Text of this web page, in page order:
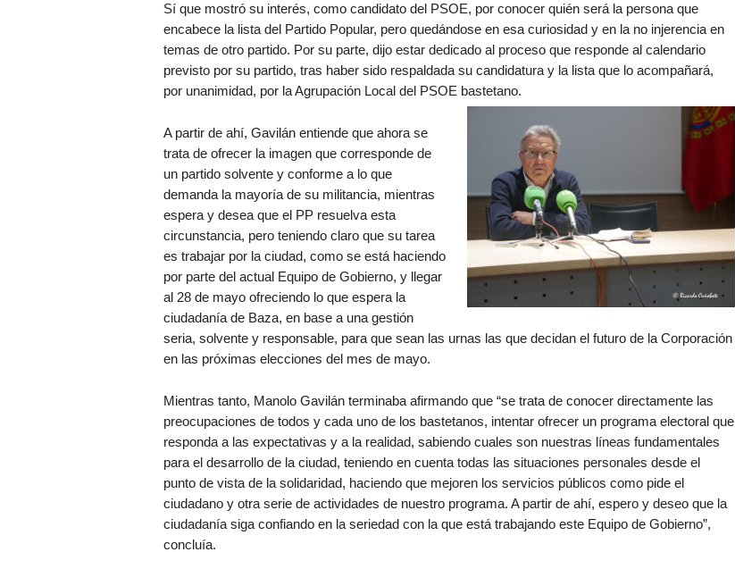
Sí que mostró su interés, como candidato del PSOE, por conocer quién será la persona que
encabece la lista del Partido Popular, pero quedándose en esa curiosidad y en la no injerencia en
temas de otro partido. Por su parte, dijo estar dedicado al proceso que responde al calendario
previsto por su partido, tras haber sido respaldada su candidatura y la lista que lo acompañará,
por unanimidad, por la Agrupación Local del PSOE bastetano.
A partir de ahí, Gavilán entiende que ahora se
trata de ofrecer la imagen que corresponde de
un partido solvente y conforme a lo que
demanda la mayoría de su militancia, mientras
espera y desea que el PP resuelva esta
circunstancia, pero teniendo claro que su tarea
es trabajar por la ciudad, como se está haciendo
por parte del actual Equipo de Gobierno, y llegar
al 28 de mayo ofreciendo lo que espera la
ciudadanía de Baza, en base a una gestión
seria, solvente y responsable, para que sean las urnas las que decidan el futuro de la Corporación
en las próximas elecciones del mes de mayo.
Mientras tanto, Manolo Gavilán terminaba afirmando que “se trata de conocer directamente las
preocupaciones de todos y cada uno de los bastetanos, intentar ofrecer un programa electoral que
responda a las expectativas y a la realidad, sabiendo cuales son nuestras líneas fundamentales
para el desarrollo de la ciudad, teniendo en cuenta todas las situaciones personales desde el
punto de vista de la solidaridad, haciendo que mejoren los servicios públicos como pide el
ciudadano y otra serie de actividades de nuestro programa. A partir de ahí, espero y deseo que la
ciudadanía siga confiando en la seriedad con la que está trabajando este Equipo de Gobierno”,
concluía.